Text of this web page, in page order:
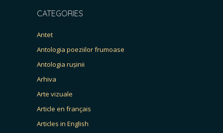
CATEGORIES
Antet
Antologia poeziilor frumoase
Antologia rușinii
Arhiva
Arte vizuale
Article en français
Articles in English